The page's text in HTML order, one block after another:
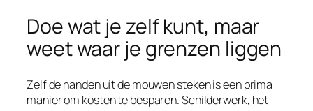
Doe wat je zelf kunt, maar
weet waar je grenzen liggen
Zelf de handen uit de mouwen steken is een prima
manier om kosten te besparen. Schilderwerk, het